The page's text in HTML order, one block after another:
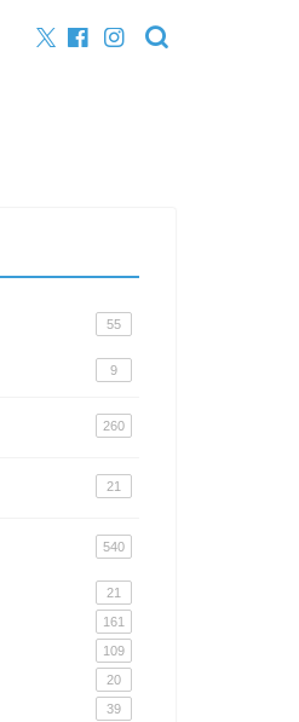
55
9
260
21
540
21
161
109
20
39